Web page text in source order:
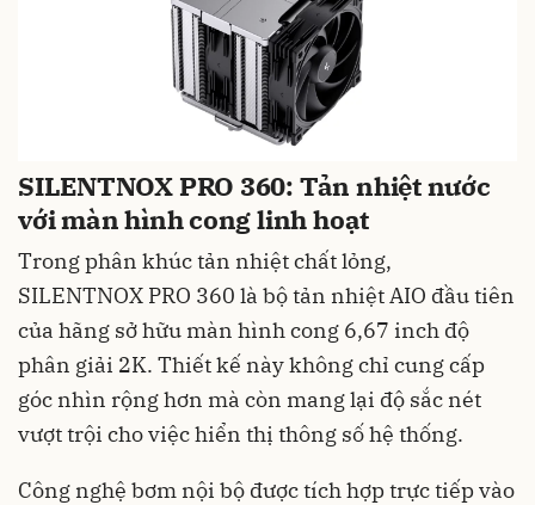
SILENTNOX PRO 360: Tản nhiệt nước
với màn hình cong linh hoạt
Trong phân khúc tản nhiệt chất lỏng,
SILENTNOX PRO 360 là bộ tản nhiệt AIO đầu tiên
của hãng sở hữu màn hình cong 6,67 inch độ
phân giải 2K. Thiết kế này không chỉ cung cấp
góc nhìn rộng hơn mà còn mang lại độ sắc nét
vượt trội cho việc hiển thị thông số hệ thống.
Công nghệ bơm nội bộ được tích hợp trực tiếp vào